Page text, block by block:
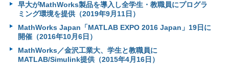
早大がMathWorks製品を導入し全学生・教職員にプログラ
ミング環境を提供（2019年9月11日）
MathWorks Japan「MATLAB EXPO 2016 Japan」19日に
開催（2016年10月6日）
MathWorks／金沢工業大、学生と教職員に
MATLAB/Simulink提供（2015年4月16日）